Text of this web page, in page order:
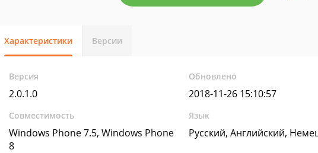
Характеристики Версии
Версия
2.0.1.0
Обновлено
2018-11-26 15:10:57
Совместимость
Windows Phone 7.5, Windows Phone
8
Язык
Русский, Английский,